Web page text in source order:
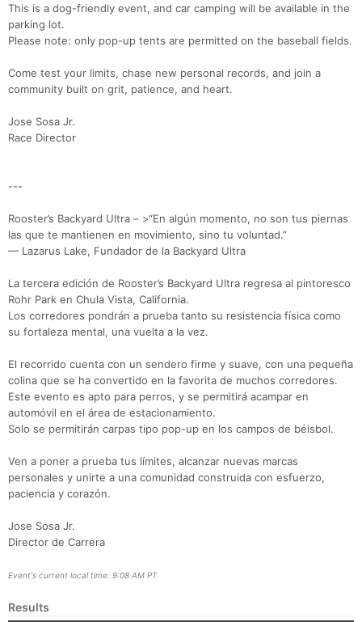
This is a dog-friendly event, and car camping will be available in the
parking lot.
Please note: only pop-up tents are permitted on the baseball fields.
Come test your limits, chase new personal records, and join a
community built on grit, patience, and heart.
Jose Sosa Jr.
Race Director
---
Rooster’s Backyard Ultra – >“En algún momento, no son tus piernas
las que te mantienen en movimiento, sino tu voluntad.”
— Lazarus Lake, Fundador de la Backyard Ultra
La tercera edición de Rooster’s Backyard Ultra regresa al pintoresco
Rohr Park en Chula Vista, California.
Los corredores pondrán a prueba tanto su resistencia física como
su fortaleza mental, una vuelta a la vez.
El recorrido cuenta con un sendero firme y suave, con una pequeña
colina que se ha convertido en la favorita de muchos corredores.
Este evento es apto para perros, y se permitirá acampar en
automóvil en el área de estacionamiento.
Solo se permitirán carpas tipo pop-up en los campos de béisbol.
Ven a poner a prueba tus límites, alcanzar nuevas marcas
personales y unirte a una comunidad construida con esfuerzo,
paciencia y corazón.
Jose Sosa Jr.
Director de Carrera
Event's current local time: 9:08 AM PT
Results